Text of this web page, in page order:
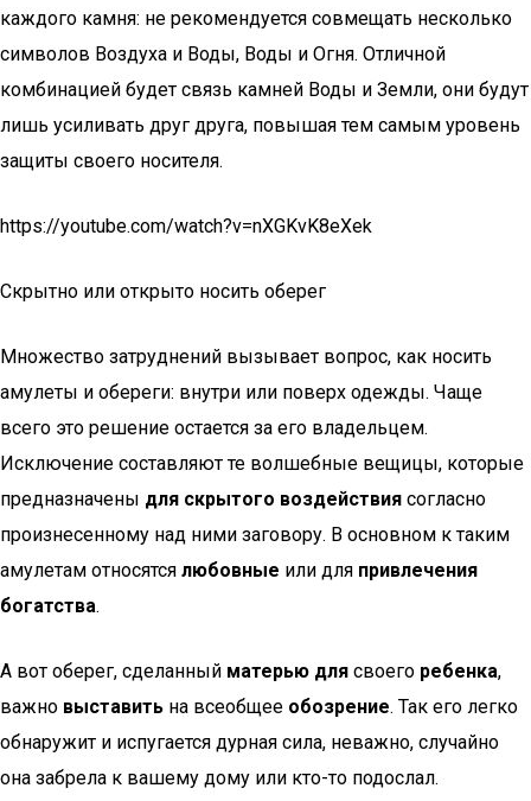
каждого камня: не рекомендуется совмещать несколько
символов Воздуха и Воды, Воды и Огня. Отличной
комбинацией будет связь камней Воды и Земли, они будут
лишь усиливать друг друга, повышая тем самым уровень
защиты своего носителя.
https://youtube.com/watch?v=nXGKvK8eXek
Скрытно или открыто носить оберег
Множество затруднений вызывает вопрос, как носить
амулеты и обереги: внутри или поверх одежды. Чаще
всего это решение остается за его владельцем.
Исключение составляют те волшебные вещицы, которые
предназначены для скрытого воздействия согласно
произнесенному над ними заговору. В основном к таким
амулетам относятся любовные или для привлечения
богатства.
А вот оберег, сделанный матерью для своего ребенка,
важно выставить на всеобщее обозрение. Так его легко
обнаружит и испугается дурная сила, неважно, случайно
она забрела к вашему дому или кто-то подослал.